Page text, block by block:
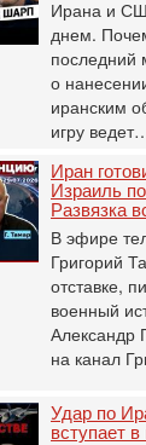
Ирана и
днем.
последний
о
иранским
игру
Иран
Израиль
Развязка
В эфире
Григорий
отставке,
военный
Александр
на канал
Удар по
вступает